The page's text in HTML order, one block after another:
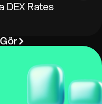
DEX Rates